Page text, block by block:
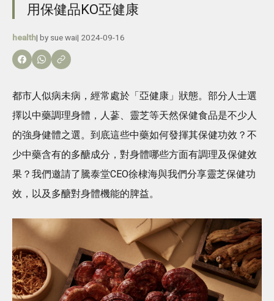
用保健品KO亞健康
health| by sue wai| 2024-09-16
都市人似病未病，經常處於「亞健康」狀態。部分人士選
擇以中藥調理身體，人蔘、靈芝等天然保健食品是不少人
的強身健體之選。到底這些中藥如何發揮其保健功效？不
少中藥含有的多醣成分，對身體哪些方面有調理及保健效
果？我們邀請了騰泰堂CEO徐棣海與我們分享靈芝保健功
效，以及多醣對身體機能的脾益。